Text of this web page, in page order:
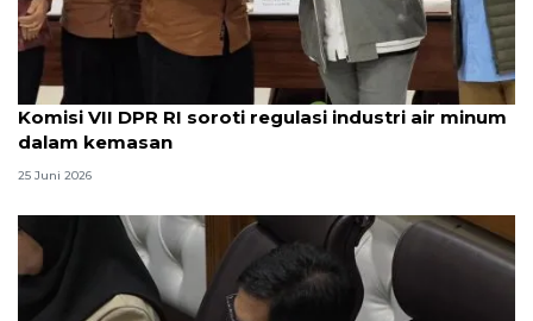
Komisi VII DPR RI soroti regulasi industri air minum
dalam kemasan
25 Juni 2026